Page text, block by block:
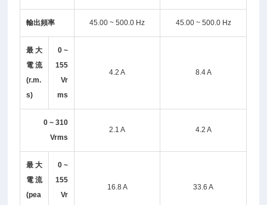
輸出頻率 45.00 ~ 500.0 Hz 45.00 ~ 500.0 Hz
最大
電流
(r.m.
s)
0 ~
155
Vr
ms
4.2 A 8.4 A
0 ~ 310
Vrms
2.1 A 4.2 A
最大
電流
(pea
0 ~
155
Vr
16.8 A 33.6 A